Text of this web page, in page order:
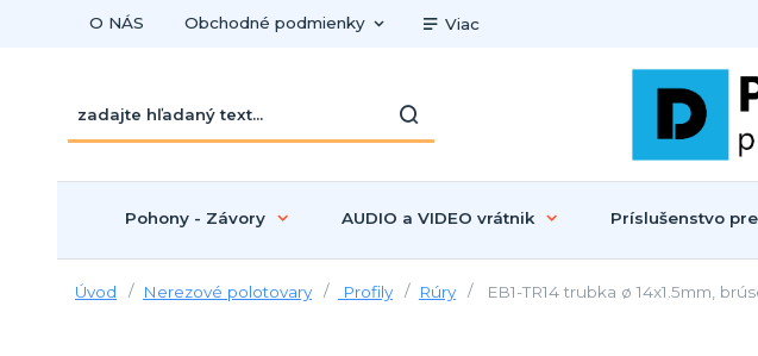
O NÁS Obchodné podmienky Viac
Pohony - Závory AUDIO a VIDEO vrátnik Príslušenstvo
Úvod Nerezové polotovary Profily Rúry EB1-TR14 trubka ø 14x1.5mm,